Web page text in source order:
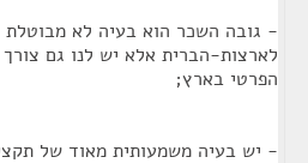
- גובה השכר הוא בעיה לא
לארצות-הברית אלא יש לנו גם
הפרטי בארץ;
- יש בעיה משמעותית מאוד של